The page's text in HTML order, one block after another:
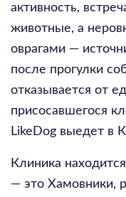
активность,
животные, а
оврагами —
после прогулки
отказывается от
присосавшегося
LikeDog выедет в
Клиника
— это Хамовники,